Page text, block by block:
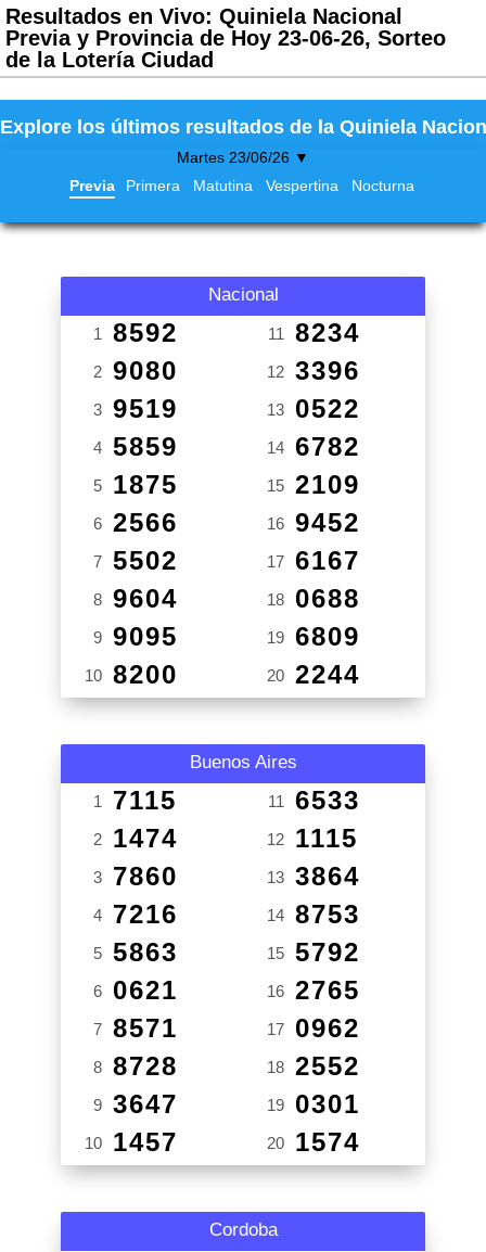
Resultados en Vivo: Quiniela Nacional
Previa y Provincia de Hoy 23-06-26, Sorteo
de la Lotería Ciudad
Explore los últimos resultados de la Quiniela
Martes 23/06/26 ▼
Previa
Primera Matutina Vespertina Nocturna
Nacional
1 8592
2 9080
3 9519
4 5859
5 1875
6 2566
7 5502
8 9604
9 9095
10 8200
11 8234
12 3396
13 0522
14 6782
15 2109
16 9452
17 6167
18 0688
19 6809
20 2244
Buenos Aires
1 7115
2 1474
3 7860
4 7216
5 5863
6 0621
7 8571
8 8728
9 3647
10 1457
11 6533
12 1115
13 3864
14 8753
15 5792
16 2765
17 0962
18 2552
19 0301
20 1574
Cordoba